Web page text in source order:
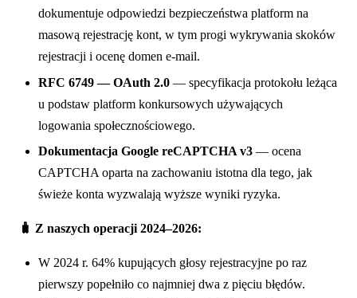
dokumentuje odpowiedzi bezpieczeństwa platform na
masową rejestrację kont, w tym progi wykrywania skoków
rejestracji i ocenę domen e-mail.
RFC 6749 — OAuth 2.0 — specyfikacja protokołu leżąca
u podstaw platform konkursowych używających
logowania społecznościowego.
Dokumentacja Google reCAPTCHA v3 — ocena
CAPTCHA oparta na zachowaniu istotna dla tego, jak
świeże konta wyzwalają wyższe wyniki ryzyka.
🧳 Z naszych operacji 2024–2026:
W 2024 r. 64% kupujących głosy rejestracyjne po raz
pierwszy popełniło co najmniej dwa z pięciu błędów.